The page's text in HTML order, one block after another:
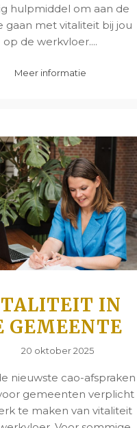
hulpmiddel om aan de
gaan met vitaliteit bij jou
op de werkvloer....
Meer informatie
IN
GEMEENTE
20 oktober 2025
nieuwste cao-afspraken
gemeenten verplicht
te maken van vitaliteit